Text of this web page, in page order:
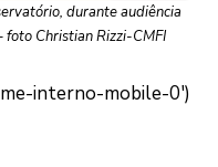
durante audiência
foto Christian Rizzi-CMFI